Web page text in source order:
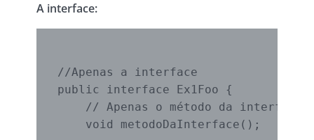
A interface:
//Apenas a interface
public interface Ex1Foo {
    // Apenas o método da interface
    void metodoDaInterface();